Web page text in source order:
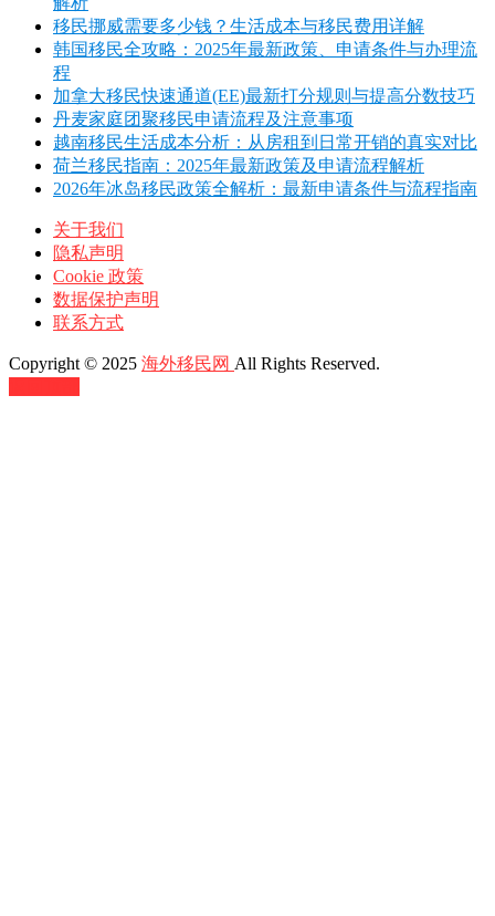
移民挪威需要多少钱？生活成本与移民费用详解
韩国移民全攻略：2025年最新政策、申请条件与办理流
程
加拿大移民快速通道(EE)最新打分规则与提高分数技巧
丹麦家庭团聚移民申请流程及注意事项
越南移民生活成本分析：从房租到日常开销的真实对比
荷兰移民指南：2025年最新政策及申请流程解析
2026年冰岛移民政策全解析：最新申请条件与流程指南
关于我们
隐私声明
Cookie 政策
数据保护声明
联系方式
Copyright © 2025 海外移民网 All Rights Reserved.